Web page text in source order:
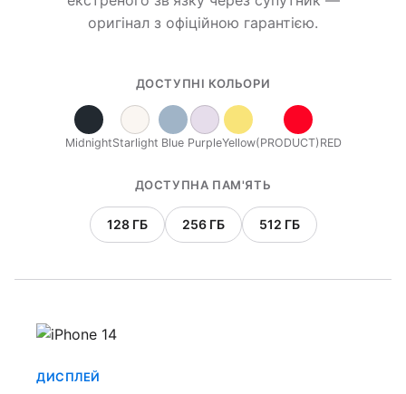
оригінал з офіційною гарантією.
ДОСТУПНІ КОЛЬОРИ
MidnightStarlight Blue PurpleYellow(PRODUCT)RED
ДОСТУПНА ПАМ'ЯТЬ
128 ГБ 256 ГБ 512 ГБ
ДИСПЛЕЙ